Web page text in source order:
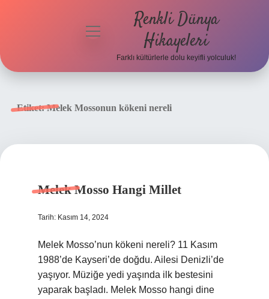
Politikası
menüyü
Renkli Dünya
Hikayeleri
Farklı kültürlerle dolu keyifli yolculuk!
Etiket:Melek Mossonun kökeni nereli
Melek Mosso Hangi Millet
Tarih: Kasım 14, 2024
Melek Mosso’nun kökeni nereli? 11 Kasım
1988’de Kayseri’de doğdu. Ailesi Denizli’de
yaşıyor. Müziğe yedi yaşında ilk bestesini
yaparak başladı. Melek Mosso hangi dine